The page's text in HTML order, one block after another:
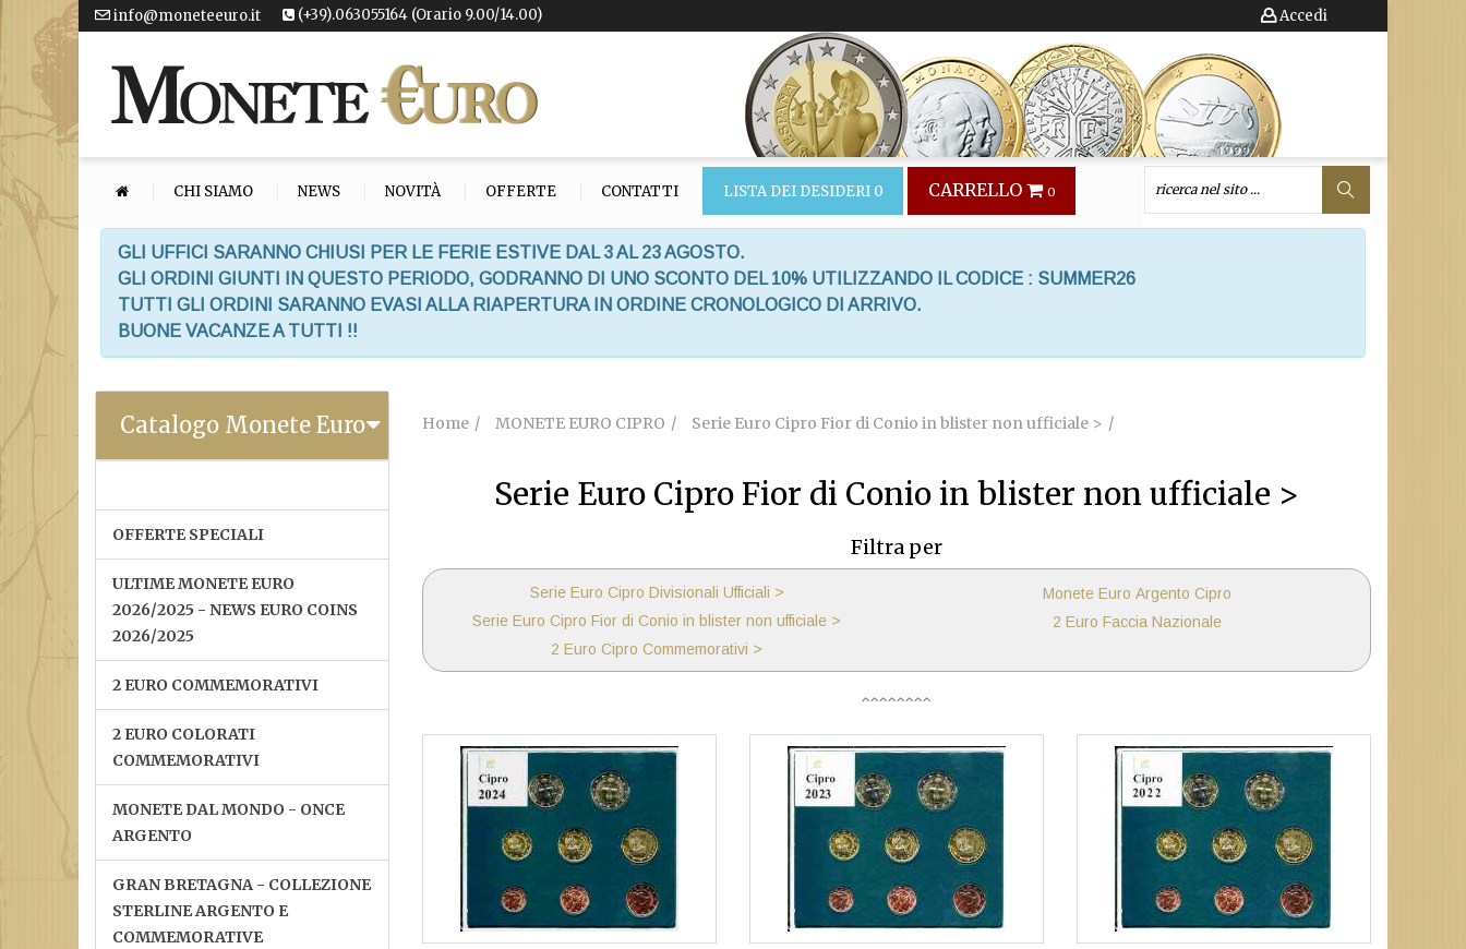
info@moneteeuro.it (+39).063055164 (Orario 9.00/14.00) Accedi
CHI SIAMO NEWS NOVITÀ OFFERTE CONTATTI LISTA DEI DESIDERI 0 CARRELLO 0
GLI UFFICI SARANNO CHIUSI PER LE FERIE ESTIVE DAL 3 AL 23 AGOSTO.
GLI ORDINI GIUNTI IN QUESTO PERIODO, GODRANNO DI UNO SCONTO DEL 10% UTILIZZANDO IL CODICE : SUMMER26
TUTTI GLI ORDINI SARANNO EVASI ALLA RIAPERTURA IN ORDINE CRONOLOGICO DI ARRIVO.
BUONE VACANZE A TUTTI !!
Catalogo Monete Euro
OFFERTE SPECIALI
ULTIME MONETE EURO
2026/2025 - NEWS EURO COINS
2026/2025
2 EURO COMMEMORATIVI
2 EURO COLORATI
COMMEMORATIVI
MONETE DAL MONDO - ONCE
ARGENTO
GRAN BRETAGNA - COLLEZIONE
STERLINE ARGENTO E
COMMEMORATIVE
Home MONETE EURO CIPRO Serie Euro Cipro Fior di Conio in blister non ufficiale >
Serie Euro Cipro Fior di Conio in blister non ufficiale >
Filtra per
Serie Euro Cipro Divisionali Ufficiali >
Serie Euro Cipro Fior di Conio in blister non ufficiale >
2 Euro Cipro Commemorativi >
Monete Euro Argento Cipro
2 Euro Faccia Nazionale